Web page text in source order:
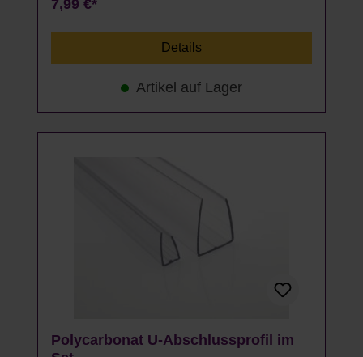
7,99 €*
Details
Artikel auf Lager
Polycarbonat U-Abschlussprofil im